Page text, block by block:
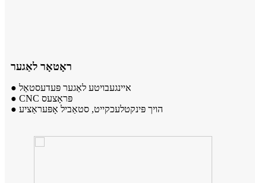
ראָטאָר לאַגער
● איינגעבויטע לאַגער פּעדעסטאַל
● CNC פּראָצעס
● הויך פּינקטלעכקייט, סטאַביל אָפּעראַציע